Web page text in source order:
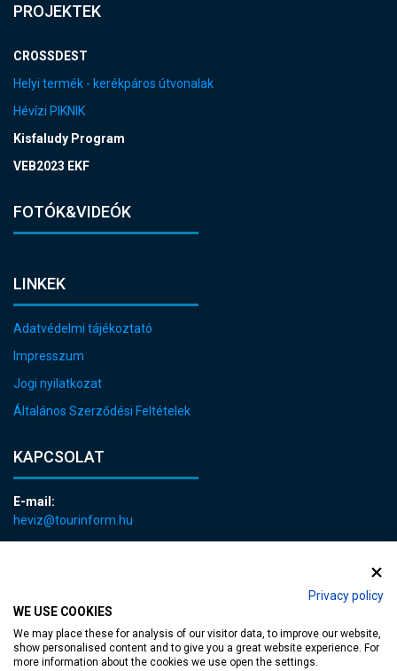
Privacy policy
WE USE COOKIES
We may place these for analysis of our visitor data, to improve our website,
show personalised content and to give you a great website experience. For
more information about the cookies we use open the settings.
PROJEKTEK
CROSSDEST
Helyi termék - kerékpáros útvonalak
Hévízi PIKNIK
Kisfaludy Program
VEB2023 EKF
FOTÓK&VIDEÓK
LINKEK
Adatvédelmi tájékoztató
Impresszum
Jogi nyilatkozat
Általános Szerződési Feltételek
KAPCSOLAT
E-mail:
heviz@tourinform.hu